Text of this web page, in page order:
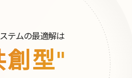
テムの最適解は
創型"